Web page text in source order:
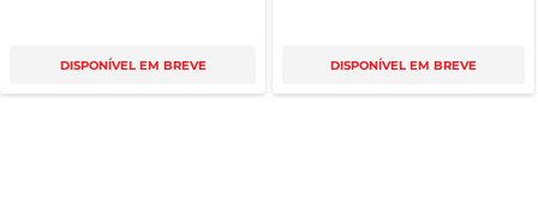
DISPONÍVEL EM BREVE DISPONÍVEL EM BREVE